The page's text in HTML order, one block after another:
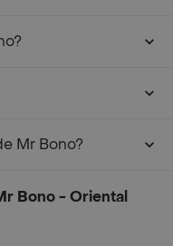
Mr Bono?
Bono - Oriental